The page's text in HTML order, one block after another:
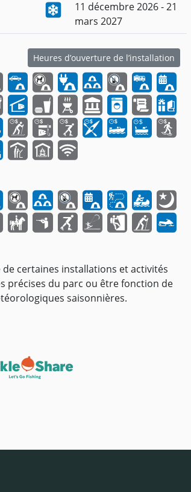
11 décembre 2026 - 21
mars 2027
Heures d’ouverture de l’installation
certaines installations et activités
précises du parc ou être fonction de
saisonnières.